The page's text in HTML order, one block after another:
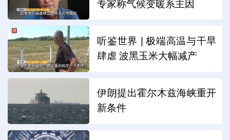
专家称气候变暖系主因
听鉴世界 | 极端高温与干旱
肆虐 波黑玉米大幅减产
伊朗提出霍尔木兹海峡重开
新条件